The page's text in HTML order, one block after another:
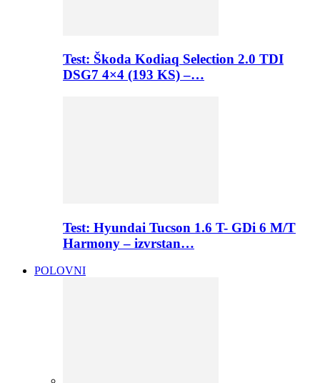
Test: Škoda Kodiaq Selection 2.0 TDI
DSG7 4×4 (193 KS) –…
Test: Hyundai Tucson 1.6 T- GDi 6 M/T
Harmony – izvrstan…
POLOVNI